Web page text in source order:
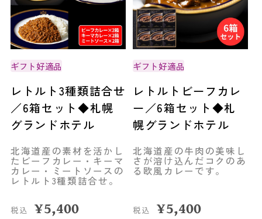
ギフト好適品
レトルト3種類詰合せ
／6箱セット◆札幌
グランドホテル
北海道産の素材を活かし
たビーフカレー・キーマ
カレー・ミートソースの
レトルト3種類詰合せ。
税込 ¥5,400
ギフト好適品
レトルトビーフカレ
ー／6箱セット◆札
幌グランドホテル
北海道産の牛肉の美味し
さが溶け込んだコクのあ
る欧風カレーです。
税込 ¥5,400